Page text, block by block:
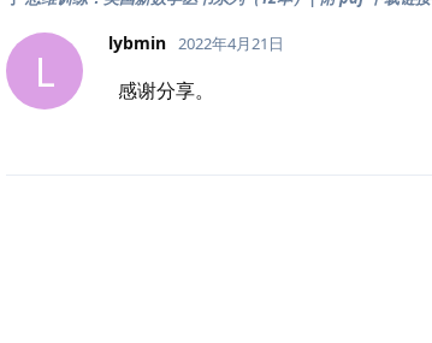
L
lybmin 2022年4月21日
感谢分享。